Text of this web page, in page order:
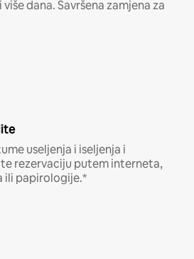
dana. Savršena zamjena za
useljenja i iseljenja i
rezervaciju putem interneta,
ili papirologije.*